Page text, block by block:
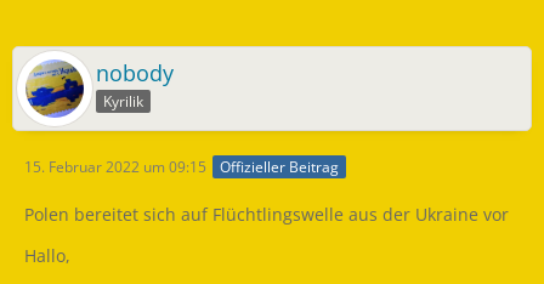
nobody
Kyrilik
15. Februar 2022 um 09:15 Offizieller Beitrag
Polen bereitet sich auf Flüchtlingswelle aus der Ukraine vor
Hallo,